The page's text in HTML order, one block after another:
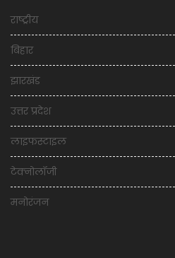
राष्ट्रीय
बिहार
झारखंड
उत्तर प्रदेश
लाइफस्टाइल
टेक्नोलॉजी
मनोरंजन